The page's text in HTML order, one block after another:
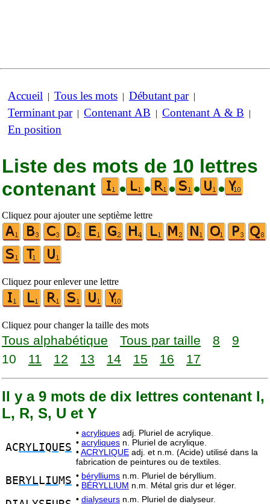
Accueil | Tous les mots | Débutant par|
Terminant par| Contenant AB | Contenant A & B |
En position
Liste des mots de 10 lettres
contenant
• • • • •
Cliquez pour ajouter une septième lettre
Cliquez pour enlever une lettre
Cliquez pour changer la taille des mots
Tous alphabétique Tous par taille 8
9
10
11 12 13 14 15 16 17
Il y a 9 mots de dix lettres contenant I,
L, R, S, U et Y
AC RYLIQU ES
• acryliques adj. Pluriel de acrylique.
• acryliques n. Pluriel de acrylique.
•ACRYLIQUE adj. et n.m. (Acide) utilisé dans la
fabrication de peintures ou de textiles.
BE RYL LIUMS • bérylliums n.m. Pluriel de béryllium.
• BÉRYLLIUM n.m. Métal gris dur et léger.
• dialyseurs n.m. Pluriel de dialyseur.